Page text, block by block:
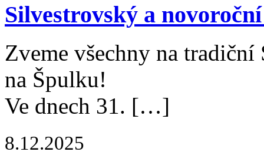
Silvestrovský a
Zveme všechny na
na Špulku!
Ve dnech 31. […]
8.12.2025